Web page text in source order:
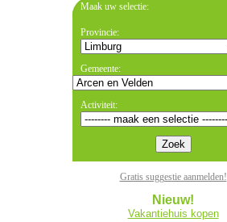
Maak uw selectie:
Provincie:
Gemeente:
Activiteit:
Gratis suggestie aanmelden!
Nieuw!
Vakantiehuis kopen